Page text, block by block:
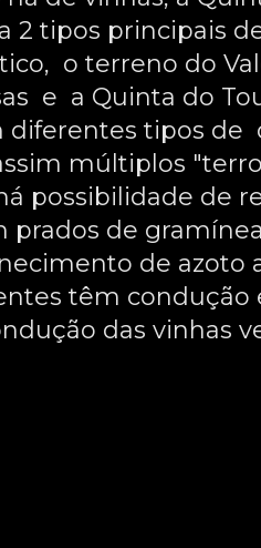
2 tipos principais
o terreno do
e a Quinta do
diferentes tipos de
múltiplos
possibilidade de
de
de azoto
têm
das vinhas